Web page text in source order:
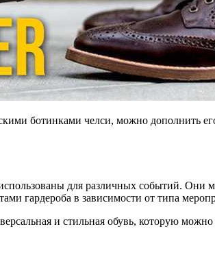
ботинками челси, можно дополнить
для различных событий. Они
гардероба в зависимости от типа
и стильная обувь, которую